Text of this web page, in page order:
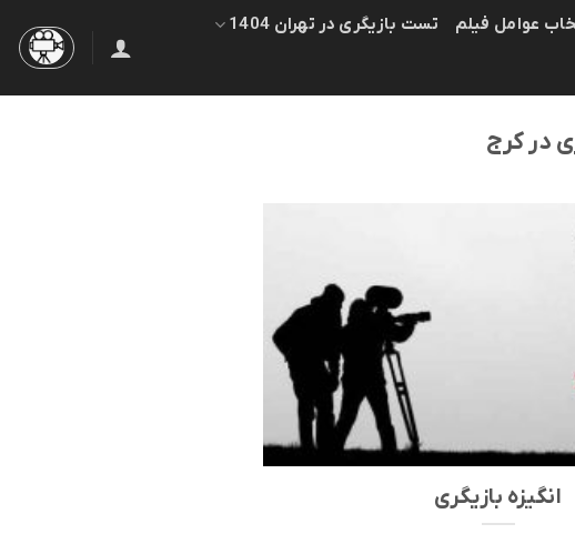
عوامل فیلم تست بازیگری در تهران 1404
در کرج
انگیزه بازیگری